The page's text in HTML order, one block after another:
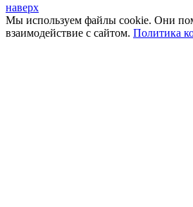
наверх
Мы используем файлы cookie. Они
взаимодействие с сайтом. Политика